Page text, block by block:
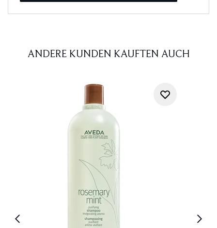
ANDERE KUNDEN KAUFTEN AUCH